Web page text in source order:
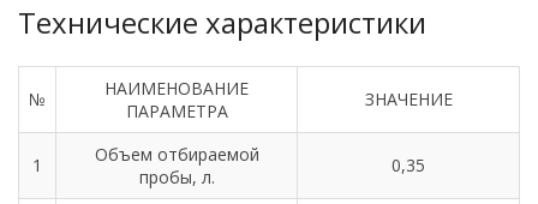
Технические характеристики
№
НАИМЕНОВАНИЕ
ПАРАМЕТРА
ЗНАЧЕНИЕ
1
Объем отбираемой
пробы, л.
0,35